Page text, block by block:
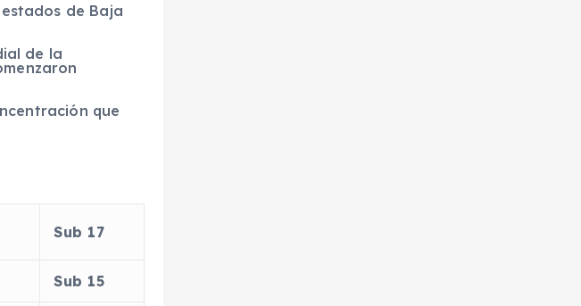
de Baja
de la
que
Sub 17
Sub 15